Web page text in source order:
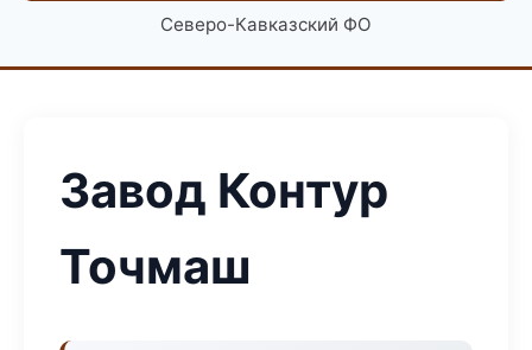
Северо-Кавказский ФО
Завод Контур
Точмаш